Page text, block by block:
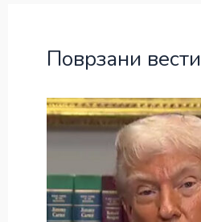
Поврзани вести